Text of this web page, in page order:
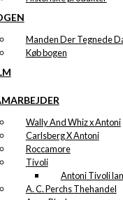
Manden Der Tegnede
Køb bogen
Wally And Whiz x Antoni
Carlsberg X Antoni
Roccamore
Tivoli
Antoni Tivoli
A. C. Perchs Thehandel